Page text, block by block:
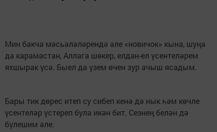
Мин бакча мәсьәләләрендә әле «новичок» кына, шуңа
да карамастан, Аллага шөкер, елдан-ел үсентеләрем
яхшырак үсә. Быел да үзем өчен зур ачыш ясадым.
Бары тик дөрес итеп су сибеп кенә дә нык һәм көчле
үсентеләр үстереп була икән бит. Сезнең белән дә
бүлешим әле.